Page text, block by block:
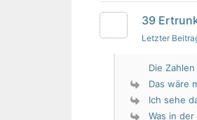
39
Letzter
Die
Das wäre
Ich sehe
Was in